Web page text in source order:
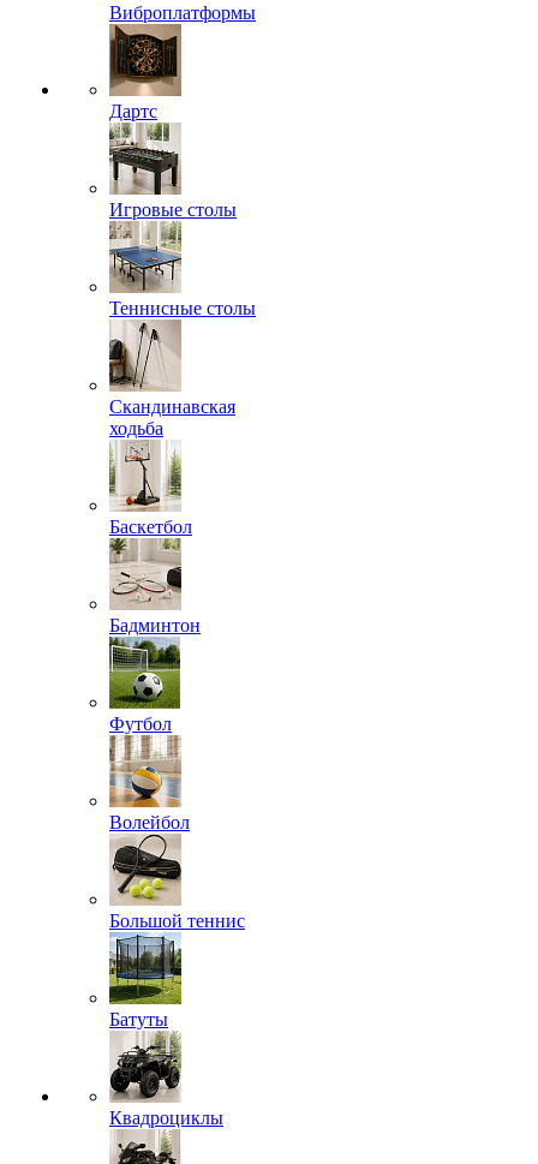
Виброплатформы
Дартс
Игровые столы
Теннисные столы
Скандинавская
ходьба
Баскетбол
Бадминтон
Футбол
Волейбол
Большой теннис
Батуты
Квадроциклы